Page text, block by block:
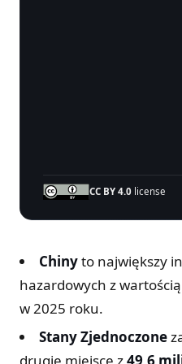
CC BY 4.0 license
Rynek
Chiny
Stany Zjednoczone
Japonia
Chinyto największy
hazardowych z wartością
w 2025 roku.
Stany Zjednoczone
drugie miejsce z49,6